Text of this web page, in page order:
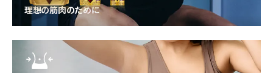
理想の筋肉のために